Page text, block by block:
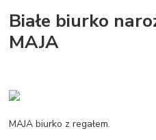
Białe biurko
MAJA
MAJA biurko z regałem.